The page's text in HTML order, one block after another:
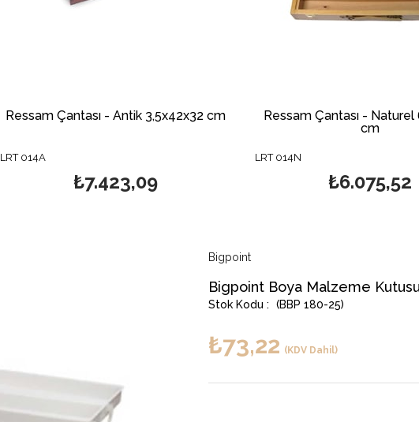
Ressam Çantası - Antik 3,5x42x32 cm
LRT 014A
₺7.423,09
Ressam Çantası - Naturel
cm
LRT 014N
₺6.075,52
Bigpoint
Bigpoint Boya Malzeme
(BBP 180-25)
₺73,22 (KDV Dahil)